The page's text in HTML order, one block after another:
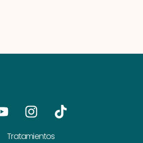
YoutubeInstagram
Tiktok
Tratamientos